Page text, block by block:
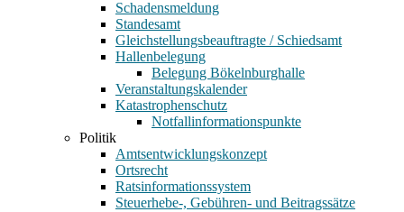
Schadensmeldung
Standesamt
Gleichstellungsbeauftragte / Schiedsamt
Hallenbelegung
Belegung Bökelnburghalle
Veranstaltungskalender
Katastrophenschutz
Notfallinformationspunkte
Politik
Amtsentwicklungskonzept
Ortsrecht
Ratsinformationssystem
Steuerhebe-, Gebühren- und Beitragssätze